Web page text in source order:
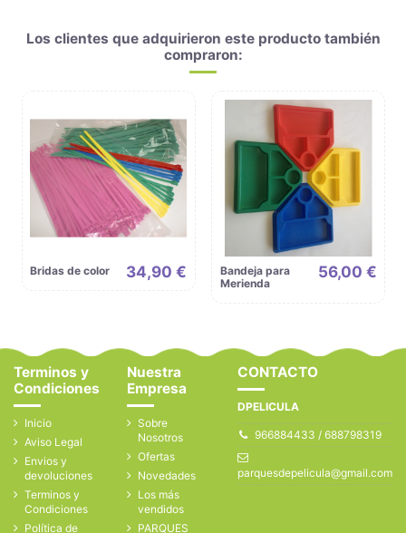
Los clientes que adquirieron este producto también
compraron:
Bridas de color 34,90 €
Bandeja para
Merienda
56,00 €
Terminos y
Condiciones
Inicio
Aviso Legal
Envios y
devoluciones
Terminos y
Condiciones
Política de
Nuestra
Empresa
Sobre
Nosotros
Ofertas
Novedades
Los más
vendidos
PARQUES
CONTACTO
DPELICULA
966884433 / 688798319
parquesdepelicula@gmail.com